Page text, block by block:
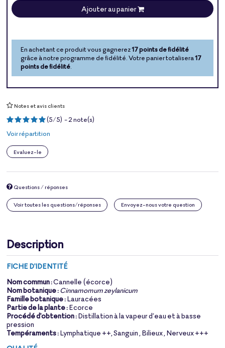
Ajouter au panier
En achetant ce produit vous gagnerez17 points de fidélité
grâce à notre programme de fidélité. Votre panier totalisera17
points de fidélité
Notes et avis clients
(5/5) -2note(s)
Voir répartition
Evaluez-le
Questions / réponses
Voir toutes les questions/réponses Envoyez-nous votre question
Description
FICHE D'IDENTITÉ
Nom commun :Cannelle (écorce)
Nom botanique :Cinnamomum zeylanicum
Famille botanique :Lauracées
Partie de la plante :Ecorce
Procédé d'obtention :Distillation à la vapeur d’eau et à basse
pression
Tempéraments :Lymphatique ++, Sanguin , Bilieux , Nerveux +++